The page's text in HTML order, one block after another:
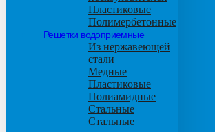
Пластиковые
Полимербетонные
Решетки водоприемные
Из нержавеющей
стали
Медные
Пластиковые
Полиамидные
Стальные
Стальные